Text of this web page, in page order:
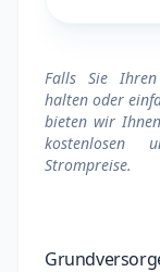
Falls Sie
halten oder
bieten wir
kostenlosen
Strompreise.